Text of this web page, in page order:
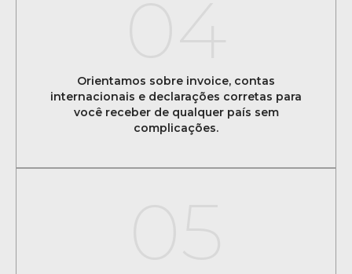
Orientamos sobre invoice, contas
internacionais e declarações corretas para
você receber de qualquer país sem
complicações.